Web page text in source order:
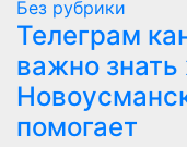
Без рубрики
Телеграм
важно
помогает